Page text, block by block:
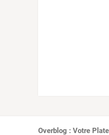
Overblog : Votre